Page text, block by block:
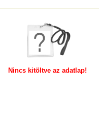
Nincs kitöltve az adatlap!